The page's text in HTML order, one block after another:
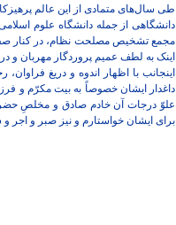
طی سال‌های متمادی از این عالم
دانشگاهی از جمله دانشگاه علوم
مجمع تشخیص مصلحت نظام، در کنار
اینک به لطف عمیم پروردگار مهربان و
اینجانب با اظهار اندوه و دریغ
داغدار ایشان خصوصاً به بیت مکرّم و
علوّ درجات آن خادم صادق و مخلصِ حضرت
برای ایشان خواستارم و نیز صبر و اجر